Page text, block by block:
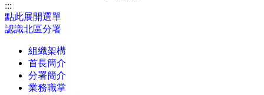
:::
點此展開選單
認識北區分署
組織架構
首長簡介
分署簡介
業務職掌